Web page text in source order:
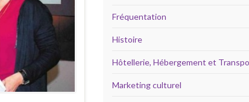
Fréquentation
Histoire
Hôtellerie, Hébergement et
Marketing culturel